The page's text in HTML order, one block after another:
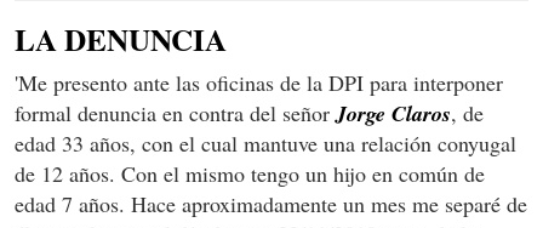
LA DENUNCIA
'Me presento ante las oficinas de la DPI para interponer
formal denuncia en contra del señor Jorge Claros, de
edad 33 años, con el cual mantuve una relación conyugal
de 12 años. Con el mismo tengo un hijo en común de
edad 7 años. Hace aproximadamente un mes me separé de